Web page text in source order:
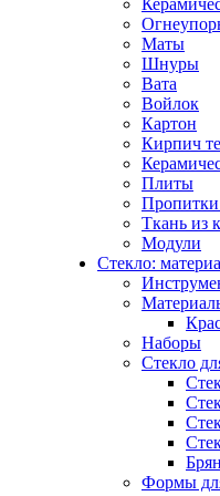
Маты
Шнуры
Вата
Войлок
Картон
Кирпич
Плиты
Пропитки
Ткань из
Модули
Стекло:
Наборы
Стекло
Формы